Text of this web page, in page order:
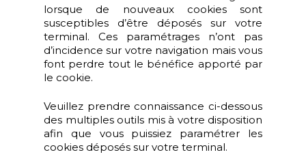
lorsque de nouveaux cookies sont
susceptibles d’être déposés sur votre
terminal. Ces paramétrages n’ont pas
d’incidence sur votre navigation mais vous
font perdre tout le bénéfice apporté par
le cookie.
Veuillez prendre connaissance ci-dessous
des multiples outils mis à votre disposition
afin que vous puissiez paramétrer les
cookies déposés sur votre terminal.